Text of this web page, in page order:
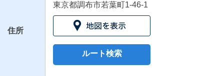
住所
東京都調布市若葉町1-46-1
ルート検索